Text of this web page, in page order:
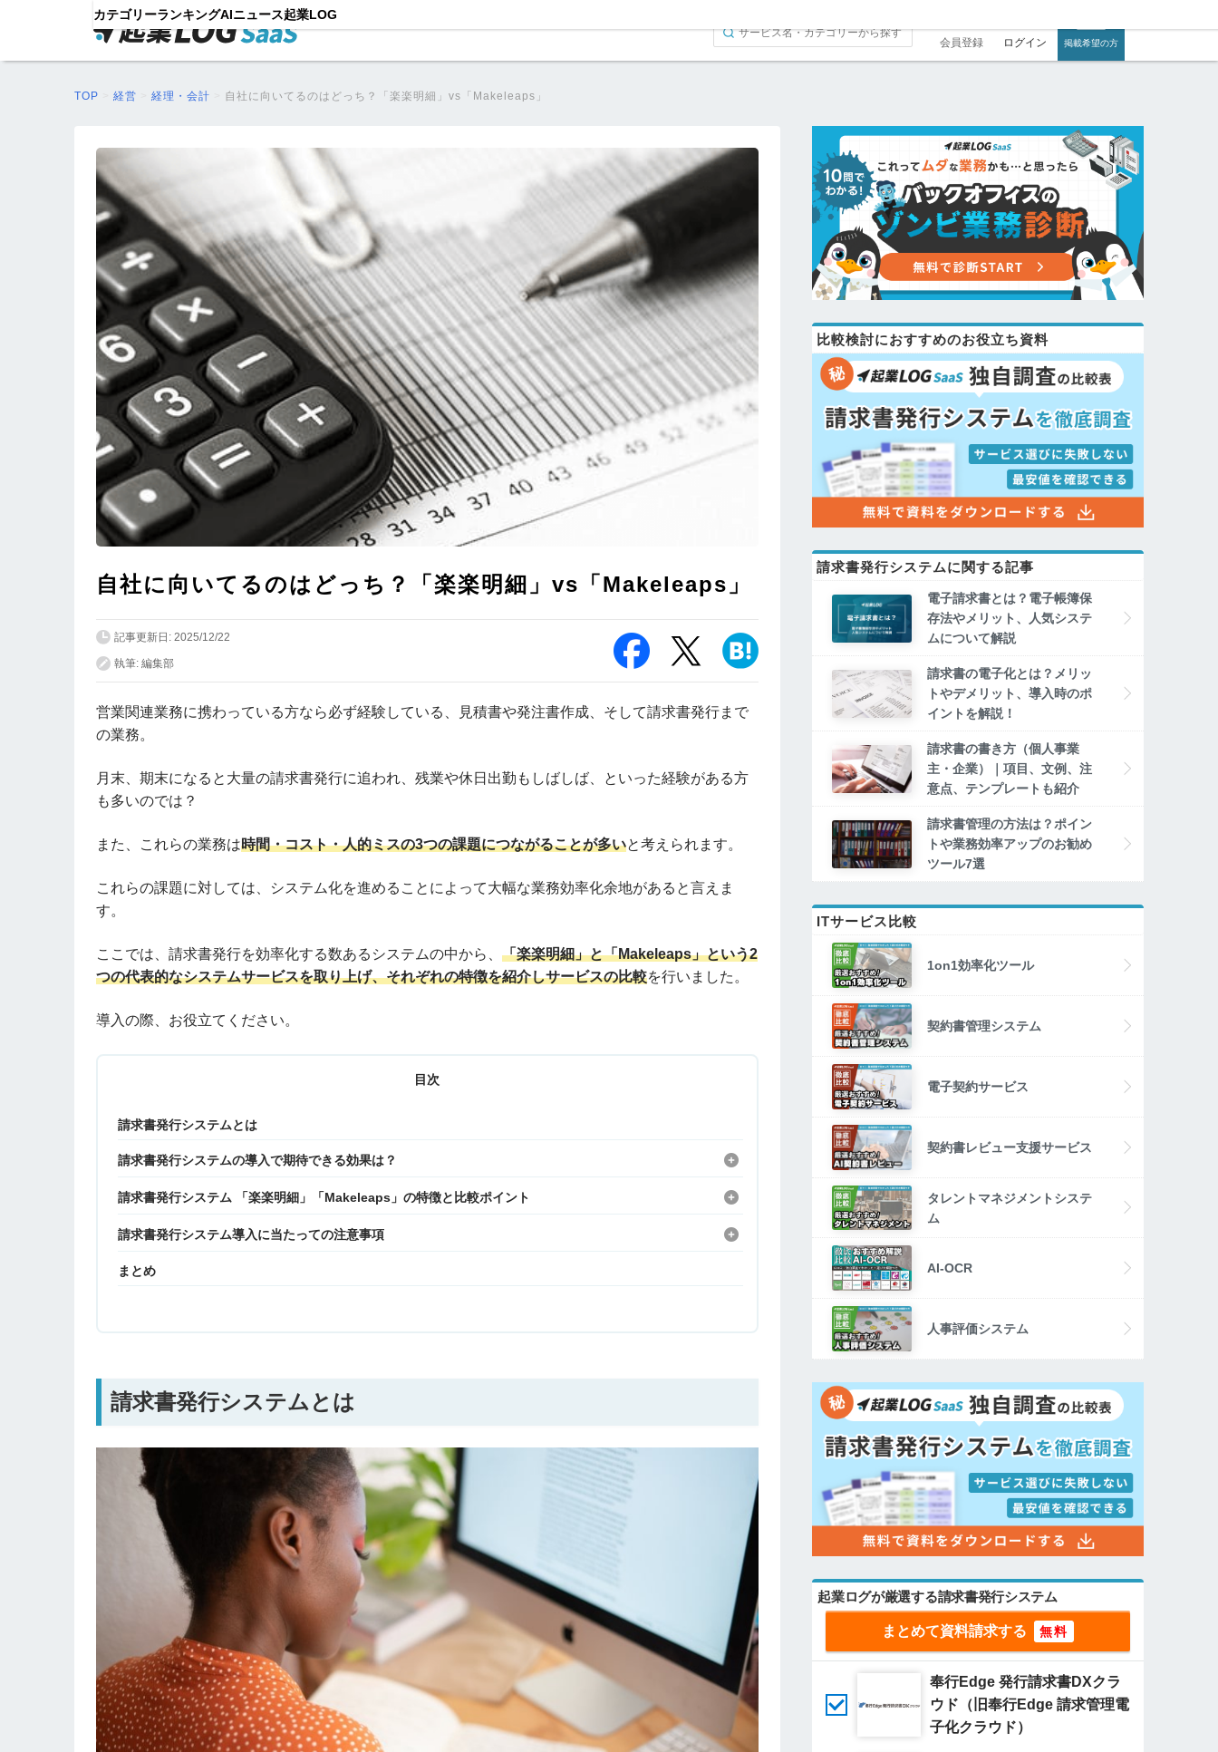
カテゴリーランキングAIニュース起業LOG
会員登録 ログイン 掲載希望の方
TOP 経営 経理・会計 自社に向いてるのはどっち？「楽楽明細」vs「Makeleaps」
自社に向いてるのはどっち？「楽楽明細」vs「Makeleaps」
記事更新日: 2025/12/22
執筆: 編集部
営業関連業務に携わっている方なら必ず経験している、見積書や発注書作成、そして請求書発行まで
の業務。
月末、期末になると大量の請求書発行に追われ、残業や休日出勤もしばしば、といった経験がある方
も多いのでは？
また、これらの業務は時間・コスト・人的ミスの3つの課題につながることが多いと考えられます。
これらの課題に対しては、システム化を進めることによって大幅な業務効率化余地があると言えま
す。
ここでは、請求書発行を効率化する数あるシステムの中から、 「楽楽明細」と「Makeleaps」という2
つの代表的なシステムサービスを取り上げ、それぞれの特徴を紹介しサービスの比較を行いました。
導入の際、お役立てください。
目次
請求書発行システムとは
請求書発行システムの導入で期待できる効果は？
請求書発行システム 「楽楽明細」「Makeleaps」の特徴と比較ポイント
請求書発行システム導入に当たっての注意事項
まとめ
請求書発行システムとは
比較検討におすすめのお役立ち資料
請求書発行システムに関する記事
電子請求書とは？電子帳簿保
存法やメリット、人気システ
ムについて解説
請求書の電子化とは？メリッ
トやデメリット、導入時のポ
イントを解説！
請求書の書き方（個人事業
主・企業）｜項目、文例、注
意点、テンプレートも紹介
請求書管理の方法は？ポイン
トや業務効率アップのお勧め
ツール7選
ITサービス比較
1on1効率化ツール
契約書管理システム
電子契約サービス
契約書レビュー支援サービス
タレントマネジメントシステ
ム
AI-OCR
人事評価システム
起業ログが厳選する請求書発行システム
まとめて資料請求する
奉行Edge 発行請求書DXクラ
ウド（旧奉行Edge 請求管理電
子化クラウド）